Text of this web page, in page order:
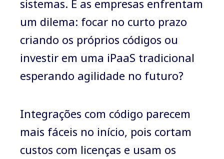
sistemas. E as empresas enfrentam
um dilema: focar no curto prazo
criando os próprios códigos ou
investir em uma iPaaS tradicional
esperando agilidade no futuro?
Integrações com código parecem
mais fáceis no início, pois cortam
custos com licenças e usam os